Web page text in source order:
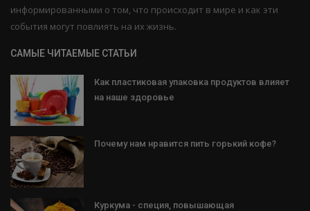
информированными о том, что происходит в мире и как эти
события могут повлиять на их жизнь.
САМЫЕ ЧИТАЕМЫЕ СТАТЬИ
Как пластиковая упаковка продуктов влияет
на наше здоровье
Почему нам нравится пить горький кофе?
Куркума - специя, повышающая